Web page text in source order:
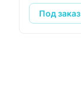
Под заказ